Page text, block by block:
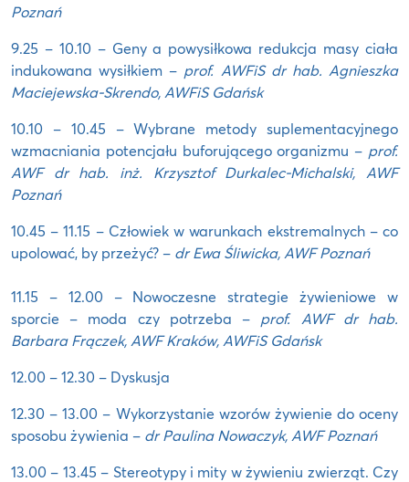
Poznań
9.25 – 10.10 – Geny a powysiłkowa redukcja masy ciała
indukowana wysiłkiem – prof. AWFiS dr hab. Agnieszka
Maciejewska-Skrendo, AWFiS Gdańsk
10.10 – 10.45 – Wybrane metody suplementacyjnego
wzmacniania potencjału buforującego organizmu – prof.
AWF dr hab. inż. Krzysztof Durkalec-Michalski, AWF
Poznań
10.45 – 11.15 – Człowiek w warunkach ekstremalnych – co
upolować, by przeżyć? – dr Ewa Śliwicka, AWF Poznań
11.15 – 12.00 – Nowoczesne strategie żywieniowe w
sporcie – moda czy potrzeba – prof. AWF dr hab.
Barbara Frączek, AWF Kraków, AWFiS Gdańsk
12.00 – 12.30 – Dyskusja
12.30 – 13.00 – Wykorzystanie wzorów żywienie do oceny
sposobu żywienia – dr Paulina Nowaczyk, AWF Poznań
13.00 – 13.45 – Stereotypy i mity w żywieniu zwierząt. Czy